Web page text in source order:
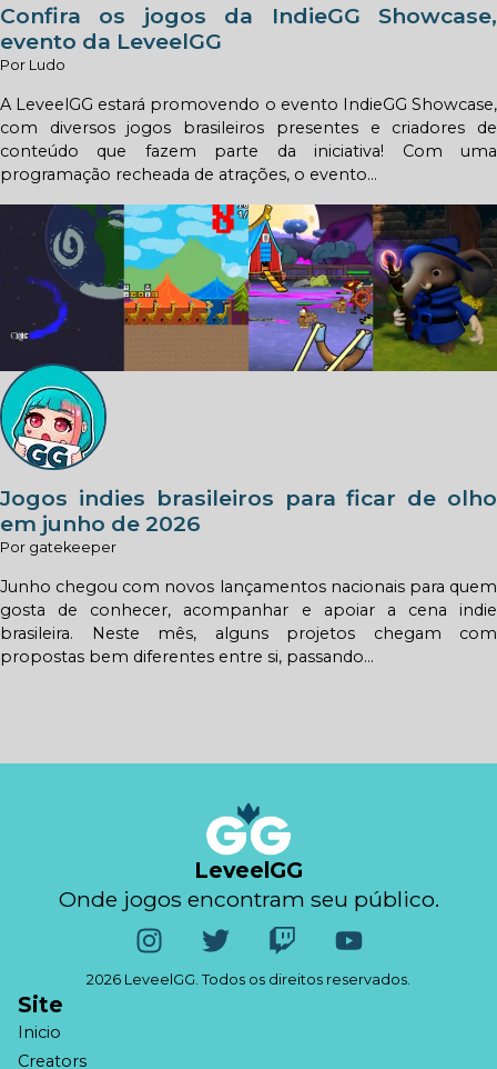
Confira os jogos da IndieGG Showcase,
evento da LeveelGG
Por Ludo
A LeveelGG estará promovendo o evento IndieGG Showcase,
com diversos jogos brasileiros presentes e criadores de
conteúdo que fazem parte da iniciativa! Com uma
programação recheada de atrações, o evento...
Jogos indies brasileiros para ficar de olho
em junho de 2026
Por gatekeeper
Junho chegou com novos lançamentos nacionais para quem
gosta de conhecer, acompanhar e apoiar a cena indie
brasileira. Neste mês, alguns projetos chegam com
propostas bem diferentes entre si, passando...
LeveelGG
Onde jogos encontram seu público.
2026 LeveelGG. Todos os direitos reservados.
Site
Inicio
Creators